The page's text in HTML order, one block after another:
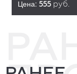
Цена: 555 руб.